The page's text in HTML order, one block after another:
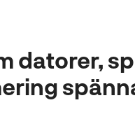
datorer,